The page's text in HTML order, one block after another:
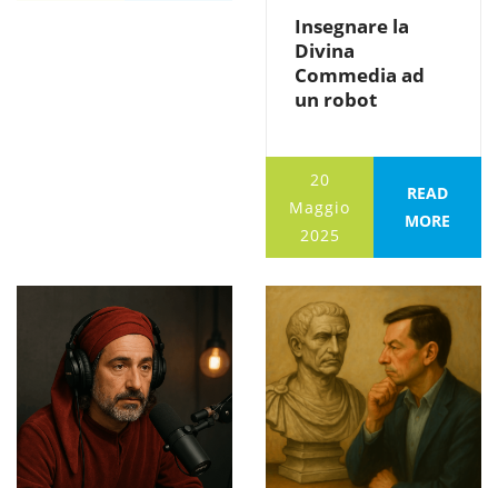
Insegnare la
Divina
Commedia ad
un robot
20
Maggio
2025
READ
MORE